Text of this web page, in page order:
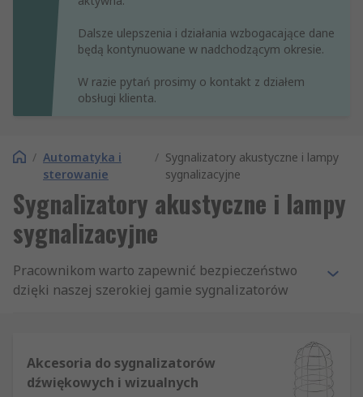
Dalsze ulepszenia i działania wzbogacające dane
będą kontynuowane w nadchodzącym okresie.
W razie pytań prosimy o kontakt z działem
obsługi klienta.
/ Automatyka i
sterowanie
/ Sygnalizatory akustyczne i lampy
sygnalizacyjne
Sygnalizatory akustyczne i lampy
sygnalizacyjne
Pracownikom warto zapewnić bezpieczeństwo
dzięki naszej szerokiej gamie sygnalizatorów
Oferujemy produkty najlepszych marek, do
których zaliczają się Werma, Patlite, Schneider
Akcesoria do sygnalizatorów
dźwiękowych i wizualnych